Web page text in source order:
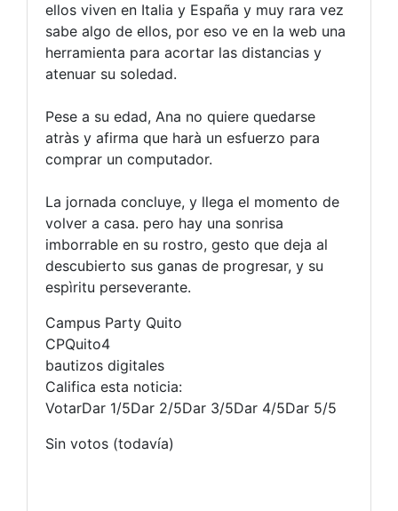
ellos viven en Italia y España y muy rara vez
sabe algo de ellos, por eso ve en la web una
herramienta para acortar las distancias y
atenuar su soledad.
Pese a su edad, Ana no quiere quedarse
atràs y afirma que harà un esfuerzo para
comprar un computador.
La jornada concluye, y llega el momento de
volver a casa. pero hay una sonrisa
imborrable en su rostro, gesto que deja al
descubierto sus ganas de progresar, y su
espìritu perseverante.
Campus Party Quito
CPQuito4
bautizos digitales
Califica esta noticia:
VotarDar 1/5Dar 2/5Dar 3/5Dar 4/5Dar 5/5
Sin votos (todavía)